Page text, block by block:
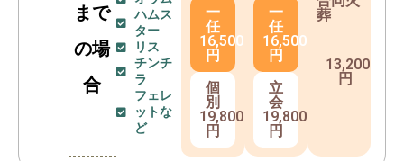
まで
の場
合
ハムス
ター
リス
チンチ
ラ
フェレ
ットな
ど
一
任
16,500
円
個
別
19,800
円
一
任
16,500
円
立
会
19,800
円
葬
13,200
円